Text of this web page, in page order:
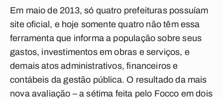
Em maio de 2013, só quatro prefeituras possuíam
site oficial, e hoje somente quatro não têm essa
ferramenta que informa a população sobre seus
gastos, investimentos em obras e serviços, e
demais atos administrativos, financeiros e
contábeis da gestão pública. O resultado da mais
nova avaliação – a sétima feita pelo Focco em dois